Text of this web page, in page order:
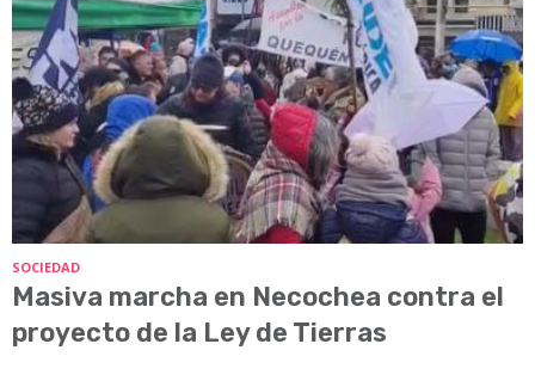
SOCIEDAD
Masiva marcha en Necochea contra el
proyecto de la Ley de Tierras